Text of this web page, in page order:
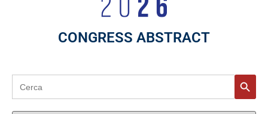
CONGRESS ABSTRACT
Search
for: